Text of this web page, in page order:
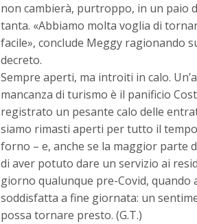
non cambierà, purtroppo, in un paio
tanta. «Abbiamo molta voglia di
facile», conclude Meggy ragionando
decreto.
Sempre aperti, ma introiti in calo.
mancanza di turismo è il panificio
registrato un pesante calo delle
siamo rimasti aperti per tutto il
forno – e, anche se la maggior parte
di aver potuto dare un servizio ai
giorno qualunque pre-Covid, quando
soddisfatta a fine giornata: un
possa tornare presto. (G.T.)